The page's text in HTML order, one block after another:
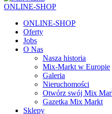
ONLINE-SHOP
ONLINE-SHOP
Oferty
Jobs
O Nas
Nasza historia
Mix-Markt w Europie
Galeria
Nieruchomości
Otwórz swój Mix
Gazetka Mix Markt
Sklepy